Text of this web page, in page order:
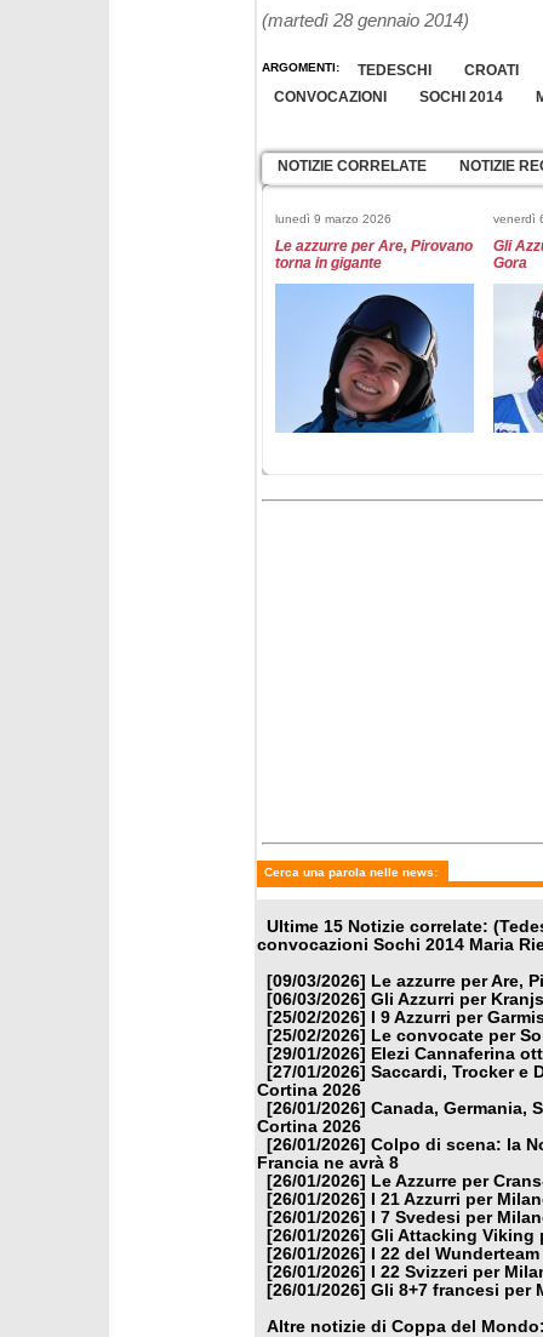
(martedì 28 gennaio 2014)
ARGOMENTI: TEDESCHI
CROATI
CONVOCAZIONI
SOCHI 2014
NOTIZIE CORRELATE NOTIZIE
lunedì 9 marzo 2026
Le azzurre per Are, Pirovano
torna in gigante
venerdì
Gli
Gora
Brignone c'è
Cerca una parola nelle news:
Ultime 15 Notizie correlate:
convocazioni Sochi 2014 Maria
[09/03/2026]
Le azzurre per Are,
[06/03/2026] Gli Azzurri per
[25/02/2026]
I 9 Azzurri per
[25/02/2026]
Le convocate per
[29/01/2026]
Elezi Cannaferina
[27/01/2026] Saccardi, Trocker e
Cortina 2026
[26/01/2026] Canada, Germania,
Cortina 2026
[26/01/2026] Colpo di scena: la
Francia ne avrà 8
[26/01/2026]
Le Azzurre per
[26/01/2026]
I 21 Azzurri per
[26/01/2026]
I 7 Svedesi per
[26/01/2026] Gli Attacking Viking
[26/01/2026]
I 22 del
[26/01/2026]
I 22 Svizzeri per
[26/01/2026] Gli 8+7 francesi per
Altre notizie di Coppa del